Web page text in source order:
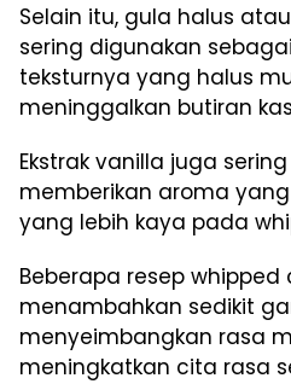
Selain itu, gula halus
sering digunakan
teksturnya yang halus
meninggalkan butiran
Ekstrak vanilla juga
memberikan aroma
yang lebih kaya pada
Beberapa resep
menambahkan sedikit
menyeimbangkan rasa
meningkatkan cita rasa